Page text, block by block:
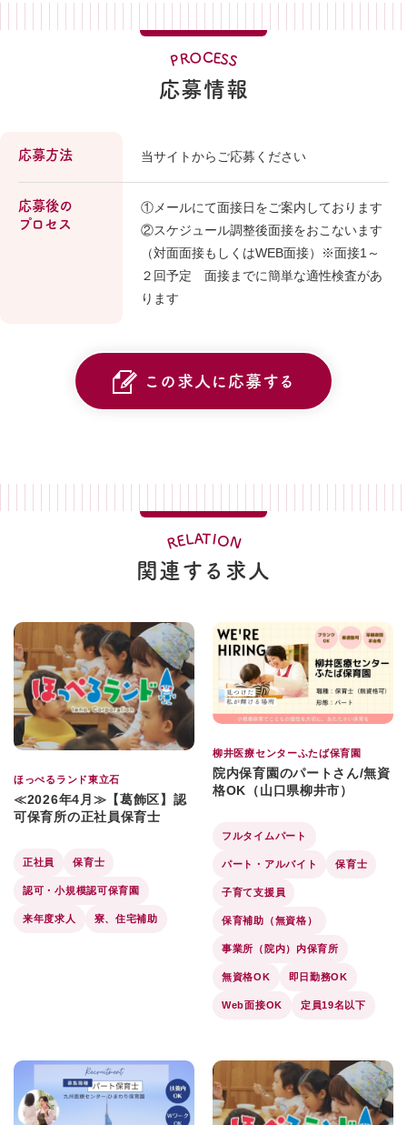
PROCESS
応募情報
応募方法 当サイトからご応募ください
応募後の
プロセス
①メールにて面接日をご案内しております
②スケジュール調整後面接をおこないます
（対面面接もしくはWEB面接）※面接1～
２回予定 面接までに簡単な適性検査があ
ります
この求人に応募する
RELATION
関連する求人
ほっぺるランド東立石
≪2026年4月≫【葛飾区】認
可保育所の正社員保育士
正社員 保育士
認可・小規模認可保育園
来年度求人 寮、住宅補助
柳井医療センターふたば保育園
院内保育園のパートさん/無資
格OK（山口県柳井市）
フルタイムパート
パート・アルバイト 保育士
子育て支援員
保育補助（無資格）
事業所（院内）内保育所
無資格OK 即日勤務OK
Web面接OK 定員19名以下